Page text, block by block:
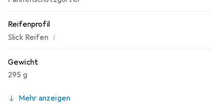
Reifenprofil
Slick Reifen i
Gewicht
295 g
Mehr anzeigen